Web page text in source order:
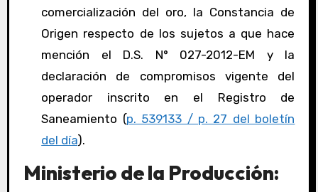
comercialización del oro, la Constancia de
Origen respecto de los sujetos a que hace
mención el D.S. N° 027-2012-EM y la
declaración de compromisos vigente del
operador inscrito en el Registro de
Saneamiento (p. 539133 / p. 27 del boletín
del día).
Ministerio de la Producción: